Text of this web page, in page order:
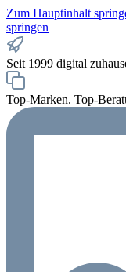
Zum Hauptinhalt
springen
Seit 1999 digital
Top-Marken. Top-